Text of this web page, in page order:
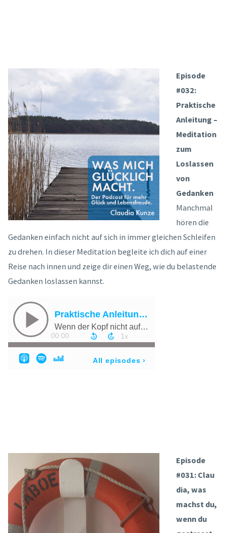
Episode
#032:
Praktische
Anleitung –
Meditation
zum
Loslassen
von
Gedanken
Manchmal
hören die
Gedanken einfach nicht auf sich in immer gleichen Schleifen
zu drehen. In dieser Meditation begleite ich dich auf einer
Reise nach innen und zeige dir einen Weg, wie du belastende
Gedanken loslassen kannst.
Episode
#031: Clau
dia, was
machst du,
wenn du